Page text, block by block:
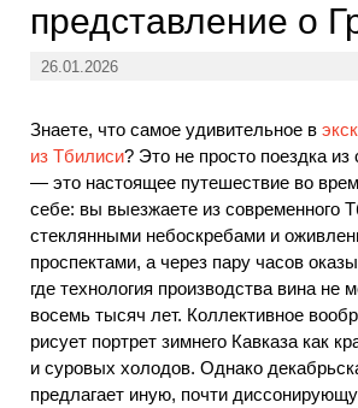
представление о
26.01.2026
Знаете, что самое удивительное в
из Тбилиси? Это не просто поездка из
— это настоящее путешествие во
себе: вы выезжаете из современного
стеклянными небоскребами и
проспектами, а через пару часов
где технология производства вина не
восемь тысяч лет. Коллективное
рисует портрет зимнего Кавказа как
и суровых холодов. Однако
предлагает иную, почти